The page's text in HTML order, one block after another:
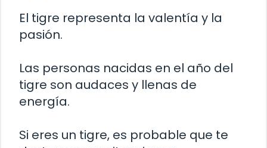
El tigre representa la valentía y la
pasión.
Las personas nacidas en el año del
tigre son audaces y llenas de
energía.
Si eres un tigre, es probable que te